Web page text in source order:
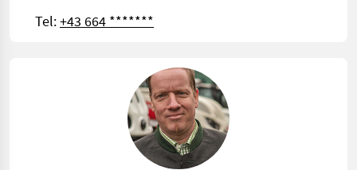
Tel:+43 664 *******